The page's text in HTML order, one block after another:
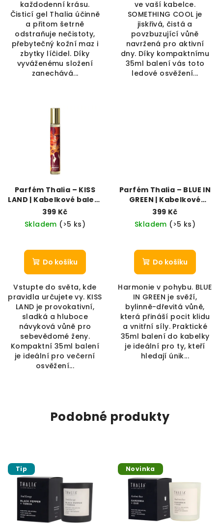
každodenní krásu.
Čisticí gel Thalia účinně
a přitom šetrně
odstraňuje nečistoty,
přebytečný kožní maz i
zbytky líčidel. Díky
vyváženému složení
zanechává...
ve vaší kabelce.
SOMETHING COOL je
jiskřivá, čistá a
povzbuzující vůně
navržená pro aktivní
dny. Díky kompaktnímu
35ml balení vás toto
ledové osvěžení...
Parfém Thalia – KISS
LAND | Kabelkové balení
(35 ml)
399 Kč
Skladem (>5 ks)
Do košíku
Vstupte do světa, kde
pravidla určujete vy. KISS
LAND je provokativní,
sladká a hluboce
návyková vůně pro
sebevědomé ženy.
Kompaktní 35ml balení
je ideální pro večerní
osvěžení...
Parfém Thalia – BLUE IN
GREEN | Kabelkové
balení (35 ml)
399 Kč
Skladem (>5 ks)
Do košíku
Harmonie v pohybu. BLUE
IN GREEN je svěží,
bylinně-dřevitá vůně,
která přináší pocit klidu
a vnitřní síly. Praktické
35ml balení do kabelky
je ideální pro ty, kteří
hledají únik...
Podobné produkty
Tip Novinka